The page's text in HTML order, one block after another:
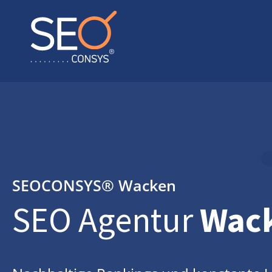
SEOCONSYS® Wacken
SEO Agentur